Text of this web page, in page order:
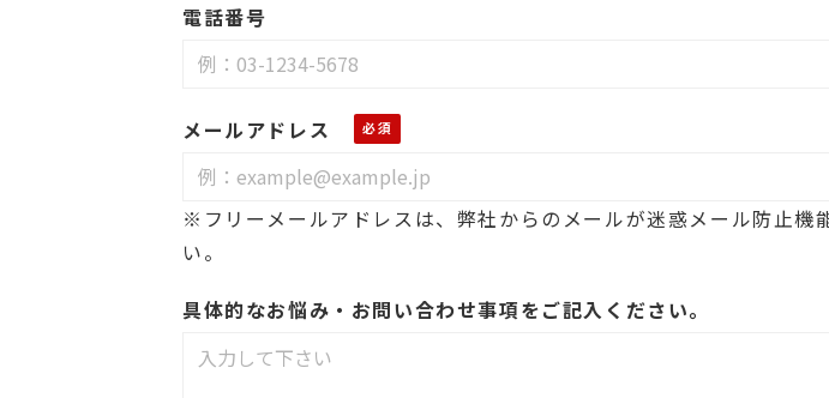
電話番号
メールアドレス
※フリーメールアドレスは、弊社からのメールが迷惑メール防止機
い。
具体的なお悩み・お問い合わせ事項をご記入ください。